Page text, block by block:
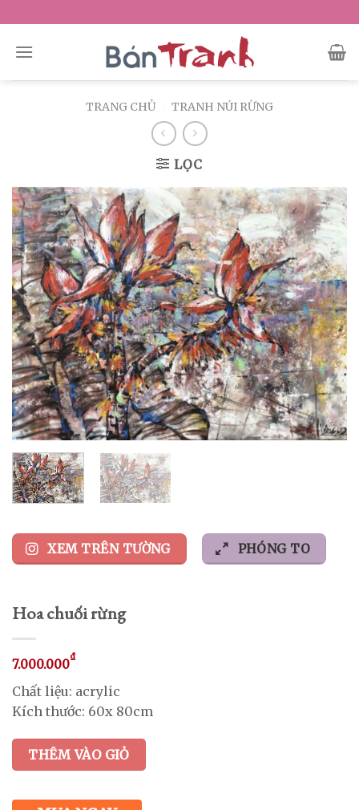
to
content
TRANG CHỦ TRANH NÚI RỪNG
LỌC
XEM TRÊN TƯỜNG PHÓNG TO
Hoa chuối rừng
7.000.000₫
Chất liệu: acrylic
Kích thước: 60x 80cm
THÊM VÀO GIỎ